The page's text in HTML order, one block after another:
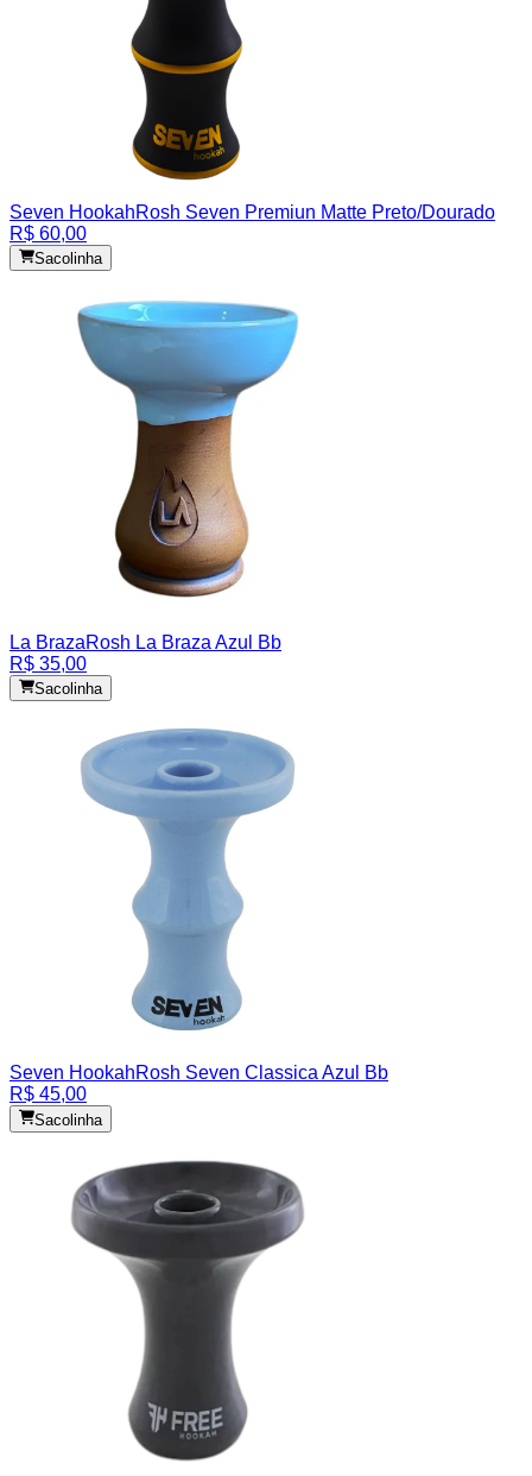
Seven HookahRosh Seven Premiun Matte Preto/Dourado
R$ 60,00
Sacolinha
La BrazaRosh La Braza Azul Bb
R$ 35,00
Sacolinha
Seven HookahRosh Seven Classica Azul Bb
R$ 45,00
Sacolinha